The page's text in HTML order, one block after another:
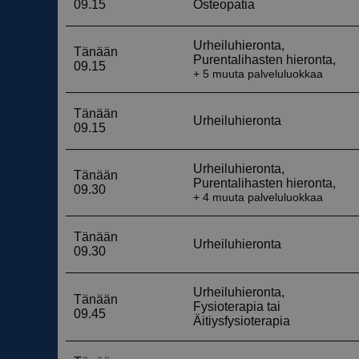
__cf_bm
__cf_bm
CookieScriptConsent